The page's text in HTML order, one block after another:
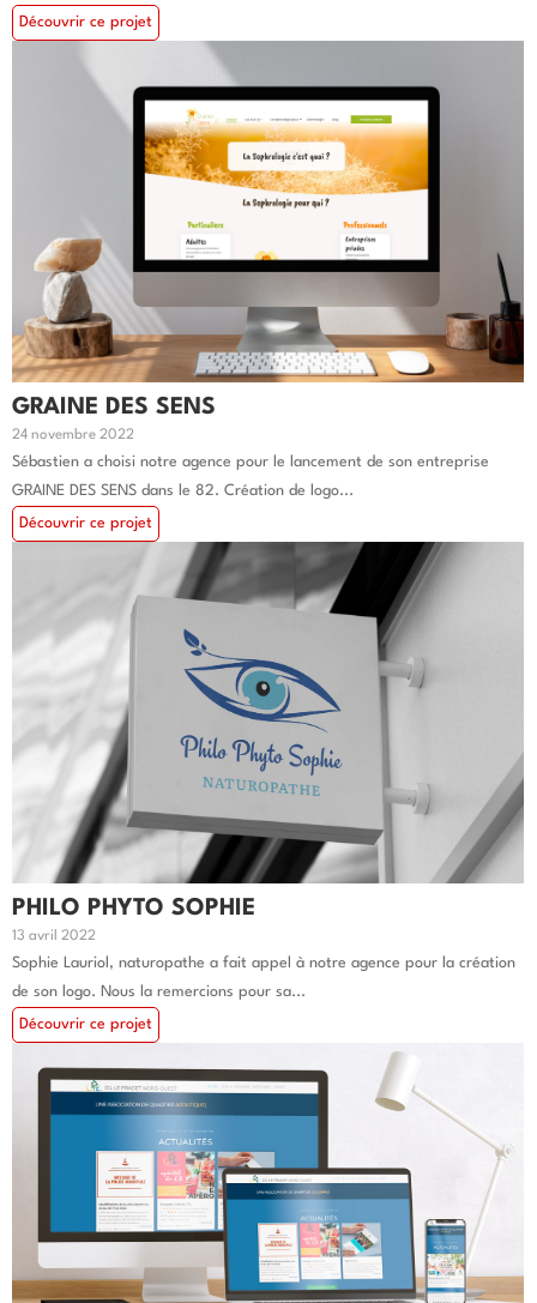
Découvrir ce projet
GRAINE DES SENS
24 novembre 2022
Sébastien a choisi notre agence pour le lancement de son entreprise
GRAINE DES SENS dans le 82. Création de logo...
Découvrir ce projet
PHILO PHYTO SOPHIE
13 avril 2022
Sophie Lauriol, naturopathe a fait appel à notre agence pour la création
de son logo. Nous la remercions pour sa...
Découvrir ce projet